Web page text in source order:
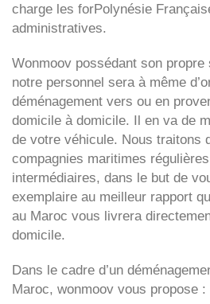
charge les forPolynésie
administratives.
Wonmoov possédant son
notre personnel sera à même
déménagement vers ou en
domicile à domicile. Il en va de
de votre véhicule. Nous traitons
compagnies maritimes
intermédiaires, dans le but de
exemplaire au meilleur rapport
au Maroc vous livrera
domicile.
Dans le cadre d’un
Maroc, wonmoov vous propose :